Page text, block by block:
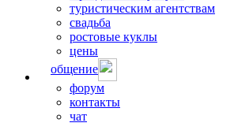
туристическим агентствам
свадьба
ростовые куклы
цены
общение
форум
контакты
чат